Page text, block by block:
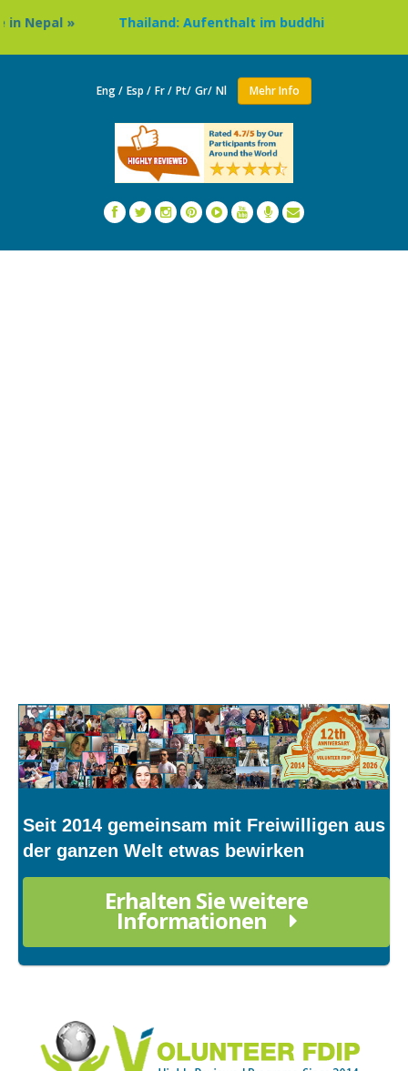
Thailand: Aufenthalt im buddhistischen Kloster &
Eng / Esp / Fr / Pt/ Gr/ Nl Mehr Info
Seit 2014 gemeinsam mit Freiwilligen aus
der ganzen Welt etwas bewirken
Erhalten Sie weitere
Informationen